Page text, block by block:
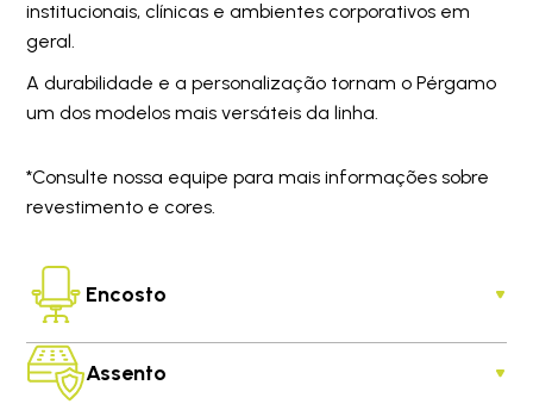
institucionais, clínicas e ambientes corporativos em
geral.
A durabilidade e a personalização tornam o Pérgamo
um dos modelos mais versáteis da linha.
*Consulte nossa equipe para mais informações sobre
revestimento e cores.
Encosto
Assento